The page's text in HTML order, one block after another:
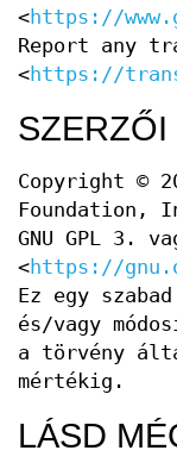
<https://
Report any
<https://
SZERZŐI
Copyright ©
Foundation,
GNU GPL 3.
<https://
Ez egy
és/vagy
a törvény
mértékig.
LÁSD